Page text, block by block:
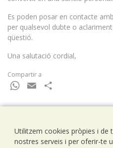
Es poden posar en contacte
per qualsevol dubte o
qüestió.
Una salutació cordial,
Compartir a
WhatsApp
Email
Ramells
Utilitzem cookies pròpies i de
nostres serveis i per oferir-te